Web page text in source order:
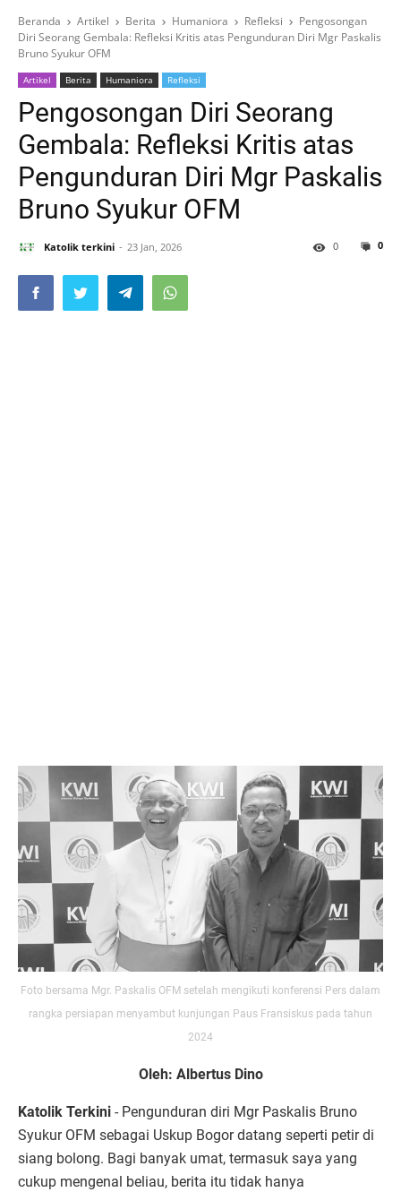
Beranda Artikel Berita Humaniora Refleksi
Pengosongan
Diri Seorang Gembala: Refleksi Kritis atas Pengunduran Diri Mgr Paskalis
Bruno Syukur OFM
Artikel Berita Humaniora Refleksi
Pengosongan Diri Seorang
Gembala: Refleksi Kritis atas
Pengunduran Diri Mgr Paskalis
Bruno Syukur OFM
Katolik terkini 23 Jan, 2026 0
0
Foto bersama Mgr. Paskalis OFM setelah mengikuti konferensi Pers dalam
rangka persiapan menyambut kunjungan Paus Fransiskus pada tahun
2024
Oleh: Albertus Dino
Katolik Terkini - Pengunduran diri Mgr Paskalis Bruno
Syukur OFM sebagai Uskup Bogor datang seperti petir di
siang bolong. Bagi banyak umat, termasuk saya yang
cukup mengenal beliau, berita itu tidak hanya